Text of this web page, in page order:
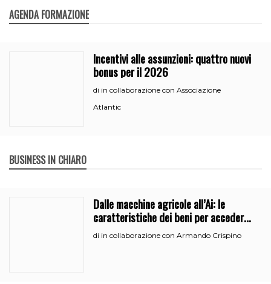
AGENDA FORMAZIONE
Incentivi alle assunzioni: quattro nuovi
bonus per il 2026
di in collaborazione con Associazione
Atlantic
BUSINESS IN CHIARO
Dalle macchine agricole all’Ai: le
caratteristiche dei beni per accedere
all’iperammortamento
di in collaborazione con Armando Crispino